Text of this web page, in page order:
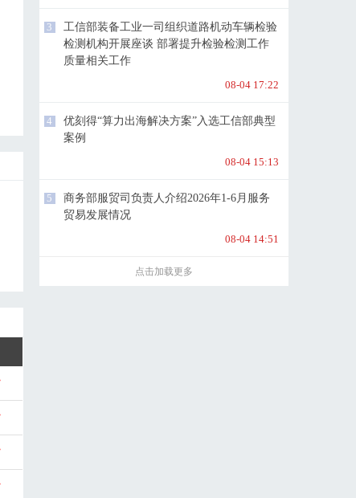
3
工信部装备工业一司组织道路机动车辆检验
检测机构开展座谈 部署提升检验检测工作
质量相关工作
08-04 17:22
4
优刻得“算力出海解决方案”入选工信部典型
案例
08-04 15:13
5
商务部服贸司负责人介绍2026年1-6月服务
贸易发展情况
08-04 14:51
点击加载更多